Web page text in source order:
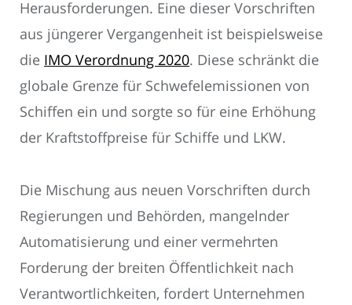
Herausforderungen. Eine dieser Vorschriften
aus jüngerer Vergangenheit ist beispielsweise
die IMO Verordnung 2020. Diese schränkt die
globale Grenze für Schwefelemissionen von
Schiffen ein und sorgte so für eine Erhöhung
der Kraftstoffpreise für Schiffe und LKW.
Die Mischung aus neuen Vorschriften durch
Regierungen und Behörden, mangelnder
Automatisierung und einer vermehrten
Forderung der breiten Öffentlichkeit nach
Verantwortlichkeiten, fordert Unternehmen